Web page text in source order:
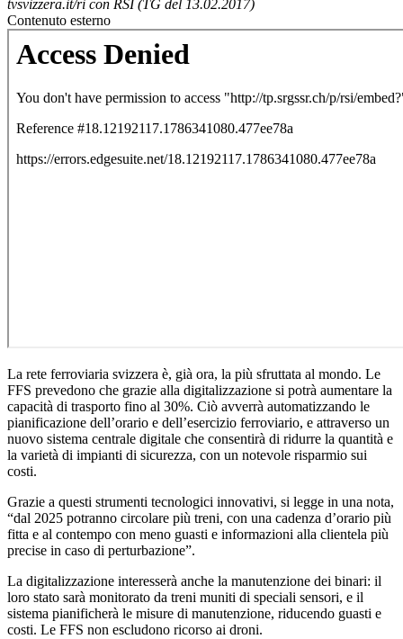
tvsvizzera.it/ri con RSI (TG del 13.02.2017)
Contenuto esterno
La rete ferroviaria svizzera è, già ora, la più sfruttata al mondo. Le
FFS prevedono che grazie alla digitalizzazione si potrà aumentare la
capacità di trasporto fino al 30%. Ciò avverrà automatizzando le
pianificazione dell’orario e dell’esercizio ferroviario, e attraverso un
nuovo sistema centrale digitale che consentirà di ridurre la quantità e
la varietà di impianti di sicurezza, con un notevole risparmio sui
costi.
Grazie a questi strumenti tecnologici innovativi, si legge in una nota,
“dal 2025 potranno circolare più treni, con una cadenza d’orario più
fitta e al contempo con meno guasti e informazioni alla clientela più
precise in caso di perturbazione”.
La digitalizzazione interesserà anche la manutenzione dei binari: il
loro stato sarà monitorato da treni muniti di speciali sensori, e il
sistema pianificherà le misure di manutenzione, riducendo guasti e
costi. Le FFS non escludono ricorso ai droni.